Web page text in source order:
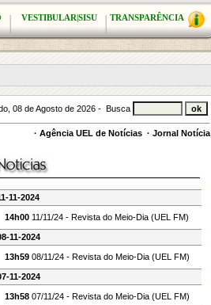
VESTIBULAR|SISU TRANSPARÊNCIA
08 de Agosto de 2026 - Busca
· Agência UEL de Notícias · Jornal Notícia
11-2024
14h0011/11/24 - Revista do Meio-Dia (UEL FM)
11-2024
13h5908/11/24 - Revista do Meio-Dia (UEL FM)
11-2024
13h5807/11/24 - Revista do Meio-Dia (UEL FM)